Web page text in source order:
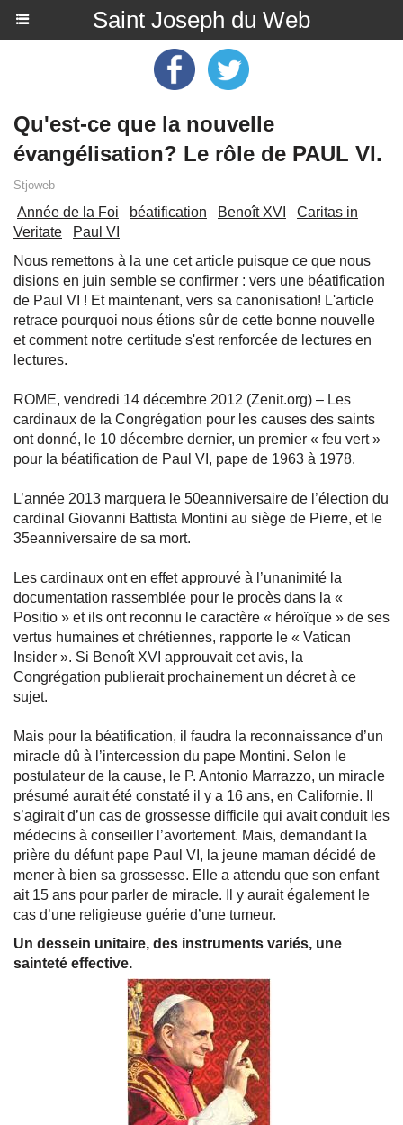
Saint Joseph du Web
Qu'est-ce que la nouvelle
évangélisation? Le rôle de PAUL VI.
Stjoweb
Année de la Foi béatification Benoît XVI
Caritas in
Veritate
Paul VI
Nous remettons à la une cet article puisque ce que nous
disions en juin semble se confirmer : vers une béatification
de Paul VI ! Et maintenant, vers sa canonisation! L'article
retrace pourquoi nous étions sûr de cette bonne nouvelle
et comment notre certitude s'est renforcée de lectures en
lectures.
ROME, vendredi 14 décembre 2012 (Zenit.org) – Les
cardinaux de la Congrégation pour les causes des saints
ont donné, le 10 décembre dernier, un premier « feu vert »
pour la béatification de Paul VI, pape de 1963 à 1978.
L’année 2013 marquera le 50eanniversaire de l’élection du
cardinal Giovanni Battista Montini au siège de Pierre, et le
35eanniversaire de sa mort.
Les cardinaux ont en effet approuvé à l’unanimité la
documentation rassemblée pour le procès dans la «
Positio » et ils ont reconnu le caractère « héroïque » de ses
vertus humaines et chrétiennes, rapporte le « Vatican
Insider ». Si Benoît XVI approuvait cet avis, la
Congrégation publierait prochainement un décret à ce
sujet.
Mais pour la béatification, il faudra la reconnaissance d’un
miracle dû à l’intercession du pape Montini. Selon le
postulateur de la cause, le P. Antonio Marrazzo, un miracle
présumé aurait été constaté il y a 16 ans, en Californie. Il
s’agirait d’un cas de grossesse difficile qui avait conduit les
médecins à conseiller l’avortement. Mais, demandant la
prière du défunt pape Paul VI, la jeune maman décidé de
mener à bien sa grossesse. Elle a attendu que son enfant
ait 15 ans pour parler de miracle. Il y aurait également le
cas d’une religieuse guérie d’une tumeur.
Un dessein unitaire, des instruments variés, une
sainteté effective.